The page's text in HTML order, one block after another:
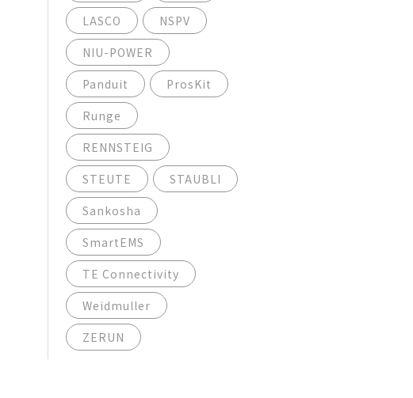
LASCO
NSPV
NIU-POWER
Panduit
ProsKit
Runge
RENNSTEIG
STEUTE
STAUBLI
Sankosha
SmartEMS
TE Connectivity
Weidmuller
ZERUN